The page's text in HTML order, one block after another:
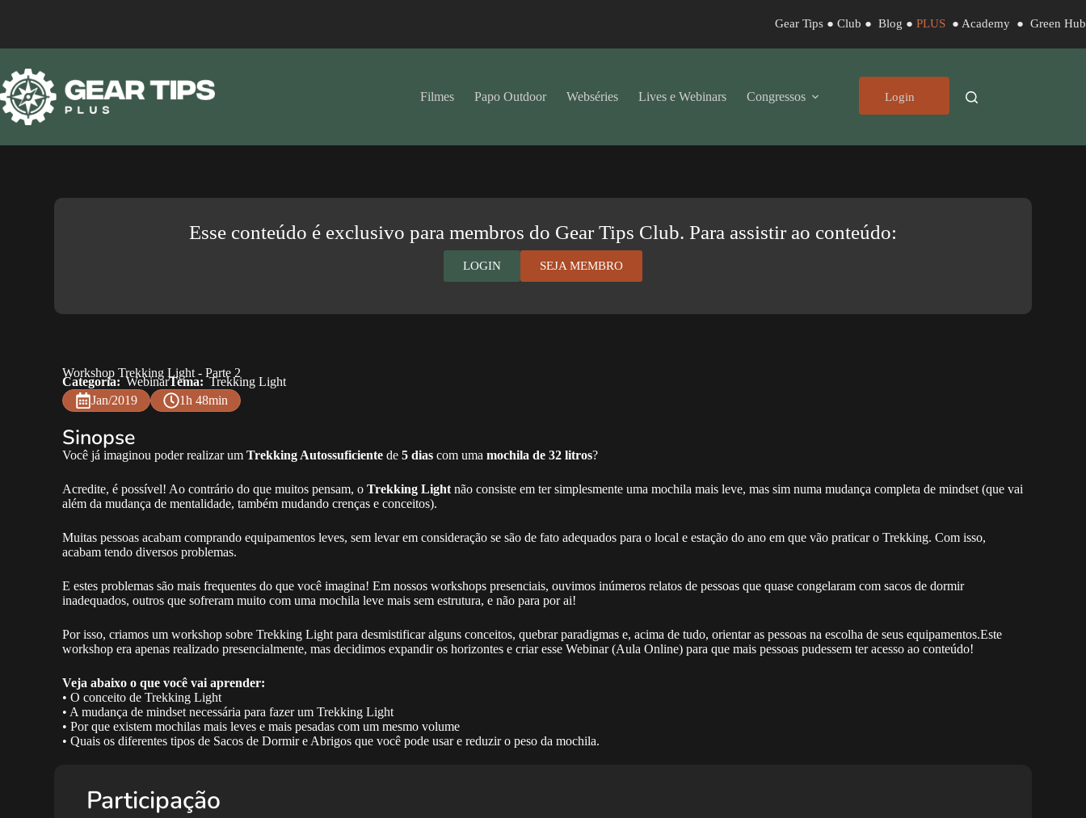
Gear Tips ● Club ● Blog ● PLUS ● Academy ● Green Hub
Filmes Papo Outdoor Webséries Lives e Webinars Congressos Login
Esse conteúdo é exclusivo para membros do Gear Tips Club. Para assistir ao conteúdo:
LOGIN SEJA MEMBRO
Workshop Trekking Light - Parte 2
Categoria:WebinarTema: Trekking Light
Jan/2019
1h 48min
Sinopse
Você já imaginou poder realizar umTrekking Autossuficiente de5 dias com umamochila de 32 litros?
Acredite, é possível! Ao contrário do que muitos pensam, oTrekking Light não consiste em ter simplesmente uma mochila mais leve, mas sim numa mudança completa de mindset (que vai
além da mudança de mentalidade, também mudando crenças e conceitos).
Muitas pessoas acabam comprando equipamentos leves, sem levar em consideração se são de fato adequados para o local e estação do ano em que vão praticar o Trekking. Com isso,
acabam tendo diversos problemas.
E estes problemas são mais frequentes do que você imagina! Em nossos workshops presenciais, ouvimos inúmeros relatos de pessoas que quase congelaram com sacos de dormir
inadequados, outros que sofreram muito com uma mochila leve mais sem estrutura, e não para por ai!
Por isso, criamos um workshop sobre Trekking Light para desmistificar alguns conceitos, quebrar paradigmas e, acima de tudo, orientar as pessoas na escolha de seus equipamentos.Este
workshop era apenas realizado presencialmente, mas decidimos expandir os horizontes e criar esse Webinar (Aula Online) para que mais pessoas pudessem ter acesso ao conteúdo!
Veja abaixo o que você vai aprender:
• O conceito de Trekking Light
• A mudança de mindset necessária para fazer um Trekking Light
• Por que existem mochilas mais leves e mais pesadas com um mesmo volume
• Quais os diferentes tipos de Sacos de Dormir e Abrigos que você pode usar e reduzir o peso da mochila.
Participação